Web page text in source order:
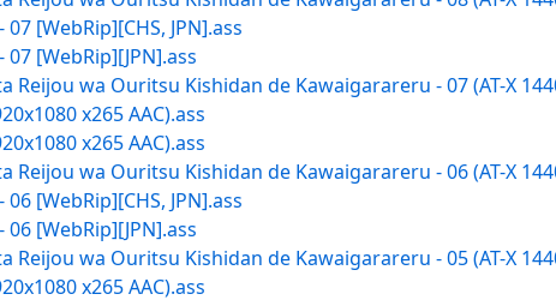
[WebRip][CHS, JPN].ass
[WebRip][JPN].ass
wa Ouritsu Kishidan de Kawaigarareru - 07 (AT-X
x265 AAC).ass
x265 AAC).ass
wa Ouritsu Kishidan de Kawaigarareru - 06 (AT-X
[WebRip][CHS, JPN].ass
[WebRip][JPN].ass
wa Ouritsu Kishidan de Kawaigarareru - 05 (AT-X
x265 AAC).ass